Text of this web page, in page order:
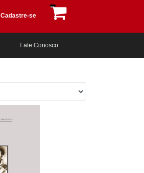
Cadastre-se
Fale Conosco